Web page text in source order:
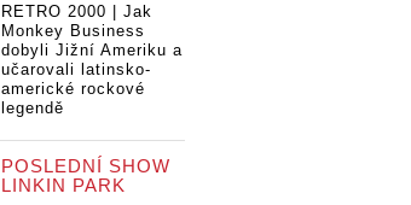
RETRO 2000 | Jak
Monkey Business
dobyli Jižní Ameriku a
učarovali latinsko-
americké rockové
legendě
POSLEDNÍ SHOW
LINKIN PARK